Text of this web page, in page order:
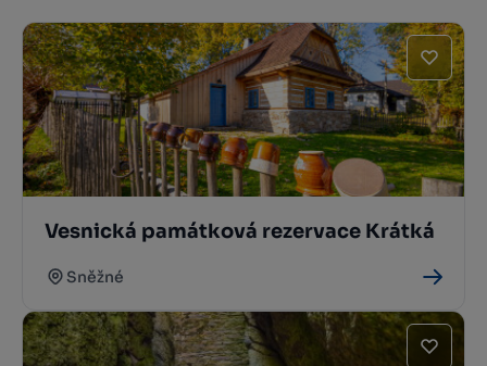
Vesnická památková rezervace Krátká
Sněžné